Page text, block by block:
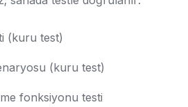
(kuru test)
(kuru test)
fonksiyonu testi